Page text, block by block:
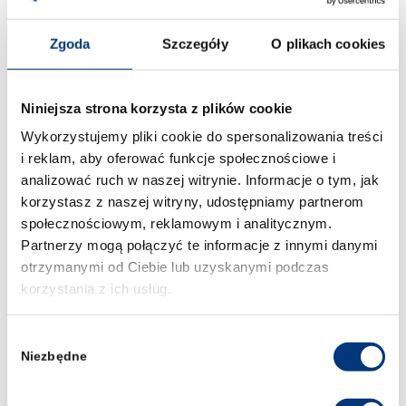
Zgoda Szczegóły O plikach cookies
Niniejsza strona korzysta z plików cookie
Wykorzystujemy pliki cookie do spersonalizowania treści
i reklam, aby oferować funkcje społecznościowe i
analizować ruch w naszej witrynie. Informacje o tym, jak
korzystasz z naszej witryny, udostępniamy partnerom
społecznościowym, reklamowym i analitycznym.
Partnerzy mogą połączyć te informacje z innymi danymi
otrzymanymi od Ciebie lub uzyskanymi podczas
korzystania z ich usług.
zgody
Niezbędne
Nagrodę Nobla w dziedzinie
Erasmus została podpisana umowa z
Wydziałem Prawa i Kryminologii, dzięki której
pracowników Prawa. Uczelnia prowadzi wiele
zajęć w języku angielskim.
Więcej informacji na temat uczelni –
https://uclouvain.be/en/